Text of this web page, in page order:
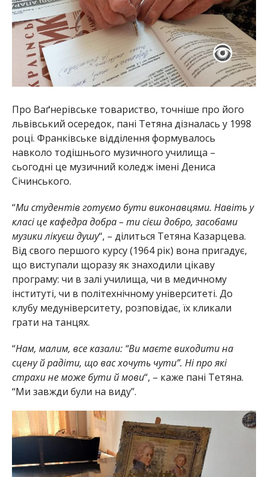
Про Ваґнерівське товариство, точніше про його
львівський осередок, пані Тетяна дізналась у 1998
році. Франківське відділення формувалось
навколо тодішнього музичного училища –
сьогодні це музичний коледж імені Дениса
Січинського.
“Ми студентів готуємо бути виконавцями. Навіть у
класі це кафедра добра – ти сієш добро, засобами
музики лікуєш душу“, – ділиться Тетяна Казарцева.
Від свого першого курсу (1964 рік) вона пригадує,
що виступали щоразу як знаходили цікаву
програму: чи в залі училища, чи в медичному
інституті, чи в політехнічному університеті. До
клубу медуніверситету, розповідає, їх кликали
грати на танцях.
“Нам, малим, все казали: “Ви маєте виходити на
сцену й радіти, що вас хочуть чути”. Ні про які
страхи не може бути й мови“, – каже пані Тетяна.
“Ми завжди були на виду”.